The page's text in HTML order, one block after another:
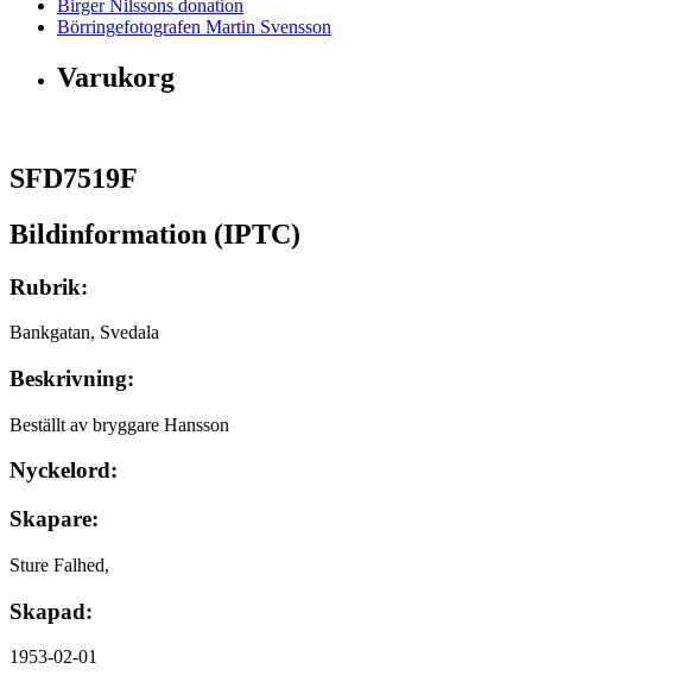
Birger Nilssons donation
Börringefotografen Martin Svensson
Varukorg
SFD7519F
Bildinformation (IPTC)
Rubrik:
Bankgatan, Svedala
Beskrivning:
Beställt av bryggare Hansson
Nyckelord:
Skapare:
Sture Falhed,
Skapad:
1953-02-01